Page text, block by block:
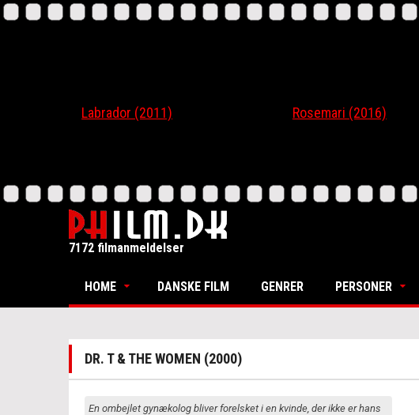
Labrador (2011) Rosemari (2016)
7172 filmanmeldelser
HOME DANSKE FILM GENRER PERSONER
DR. T & THE WOMEN (2000)
En ombejlet gynækolog bliver forelsket i en kvinde, der ikke er hans